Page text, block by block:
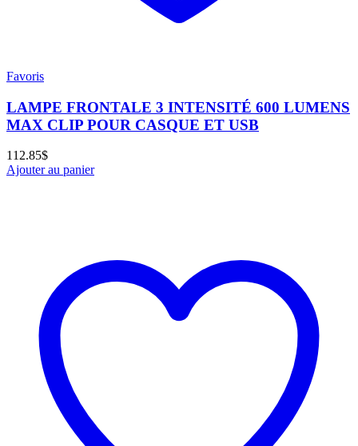
Favoris
LAMPE FRONTALE 3 INTENSITÉ 600 LUMENS
MAX CLIP POUR CASQUE ET USB
112.85$
Ajouter au panier